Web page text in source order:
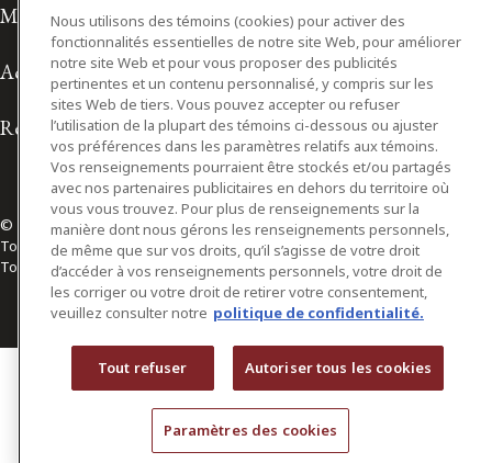
Modalités d'utilisation
Accessibilité
Relations avec les médias
© 2026 Osler, Hoskin & Harcourt S.E.N.C.R.L./s.r.l.
Tous droits réservés
Toronto | Montréal | Calgary | Vancouver | Ottawa | New York
Nous utilisons des témoins (cookies) pour activer des
fonctionnalités essentielles de notre site Web, pour améliorer
notre site Web et pour vous proposer des publicités
pertinentes et un contenu personnalisé, y compris sur les
sites Web de tiers. Vous pouvez accepter ou refuser
l’utilisation de la plupart des témoins ci-dessous ou ajuster
vos préférences dans les paramètres relatifs aux témoins.
Vos renseignements pourraient être stockés et/ou partagés
avec nos partenaires publicitaires en dehors du territoire où
vous vous trouvez. Pour plus de renseignements sur la
manière dont nous gérons les renseignements personnels,
de même que sur vos droits, qu’il s’agisse de votre droit
d’accéder à vos renseignements personnels, votre droit de
les corriger ou votre droit de retirer votre consentement,
veuillez consulter notre politique de confidentialité.
Tout refuser Autoriser tous les cookies
Paramètres des cookies